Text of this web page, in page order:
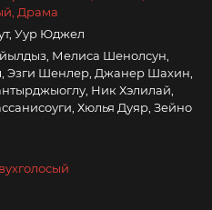
Драма
Уур Юджел
Мелиса Шенолсун,
Эзги Шенлер, Джанер Шахин,
Ник Хэлилай,
Хюлья Дуяр, Зейно